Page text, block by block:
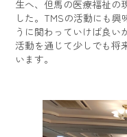
生へ、但馬の医療福祉の
した。TMSの活動にも
うに関わっていけば良い
活動を通じて少しでも将
います。